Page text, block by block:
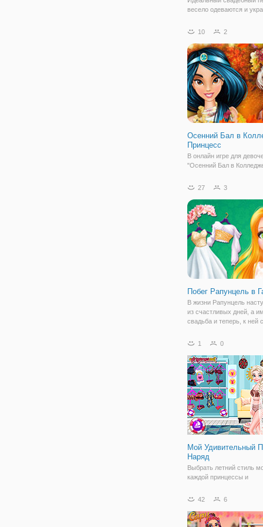
весело одеваются и
готовились к свадьбе,
Вы можете увидеть
чтобы нарядить и
чтобы
10 2
Осенний Бал в
Принцесс
В онлайн игре для
"Осенний Бал в
наступил важный день.
девушкам нужно
стильные наряды. Ведь
особенный день каждой
27 3
Побег Рапунцель в
В жизни Рапунцель
из счастливых дней, а
свадьба и теперь, к ней
проделать большую
за помощью, ведь вы
сможете
1 0
Мой Удивительный
Наряд
Выбрать летний стиль
каждой принцессы и
удивительный пляжный
42 6